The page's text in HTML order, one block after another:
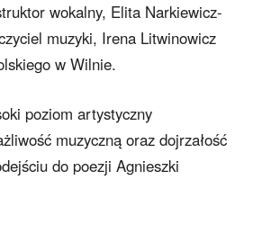
wokalny, Elita Narkiewicz-
muzyki, Irena Litwinowicz
w Wilnie.
poziom artystyczny
muzyczną oraz dojrzałość
do poezji Agnieszki